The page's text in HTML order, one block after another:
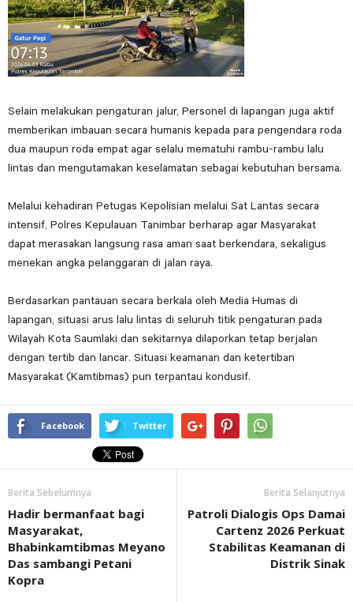
Selain melakukan pengaturan jalur, Personel di lapangan juga aktif
memberikan imbauan secara humanis kepada para pengendara roda
dua maupun roda empat agar selalu mematuhi rambu-rambu lalu
lintas dan mengutamakan keselamatan sebagai kebutuhan bersama.
Melalui kehadiran Petugas Kepolisian melalui Sat Lantas secara
intensif, Polres Kepulauan Tanimbar berharap agar Masyarakat
dapat merasakan langsung rasa aman saat berkendara, sekaligus
menekan angka pelanggaran di jalan raya.
Berdasarkan pantauan secara berkala oleh Media Humas di
lapangan, situasi arus lalu lintas di seluruh titik pengaturan pada
Wilayah Kota Saumlaki dan sekitarnya dilaporkan tetap berjalan
dengan tertib dan lancar. Situasi keamanan dan ketertiban
Masyarakat (Kamtibmas) pun terpantau kondusif.
Facebook Twitter
Berita Sebelumnya
Hadir bermanfaat bagi
Masyarakat,
Bhabinkamtibmas Meyano
Das sambangi Petani
Kopra
Berita Selanjutnya
Patroli Dialogis Ops Damai
Cartenz 2026 Perkuat
Stabilitas Keamanan di
Distrik Sinak